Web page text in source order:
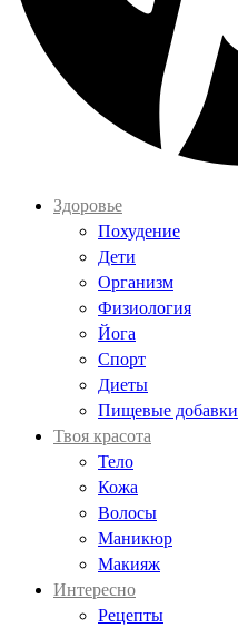
Здоровье
Похудение
Дети
Организм
Физиология
Йога
Спорт
Диеты
Пищевые добавки
Твоя красота
Тело
Кожа
Волосы
Маникюр
Макияж
Интересно
Рецепты